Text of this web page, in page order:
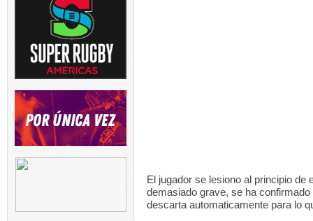
El jugador se lesiono al principio de
demasiado grave, se ha confirmado
descarta automaticamente para lo